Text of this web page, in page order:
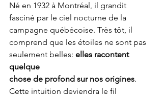
Né en 1932 à Montréal, il grandit
fasciné par le ciel nocturne de la
campagne québécoise. Très tôt, il
comprend que les étoiles ne sont pas
seulement belles: elles racontent
quelque
chose de profond sur nos origines.
Cette intuition deviendra le fil